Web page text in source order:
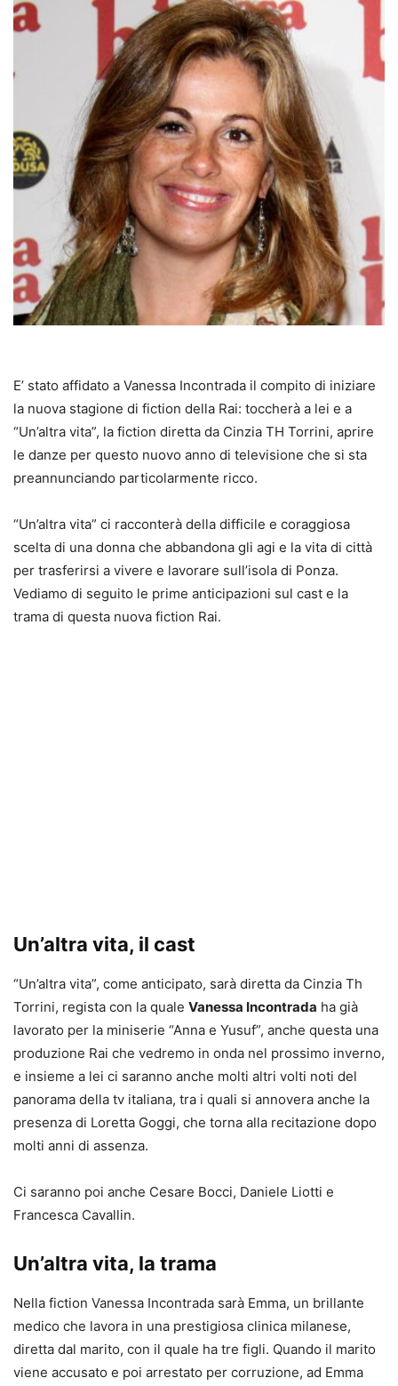
E’ stato affidato a Vanessa Incontrada il compito di iniziare
la nuova stagione di fiction della Rai: toccherà a lei e a
“Un’altra vita”, la fiction diretta da Cinzia TH Torrini, aprire
le danze per questo nuovo anno di televisione che si sta
preannunciando particolarmente ricco.
“Un’altra vita” ci racconterà della difficile e coraggiosa
scelta di una donna che abbandona gli agi e la vita di città
per trasferirsi a vivere e lavorare sull’isola di Ponza.
Vediamo di seguito le prime anticipazioni sul cast e la
trama di questa nuova fiction Rai.
Un’altra vita, il cast
“Un’altra vita”, come anticipato, sarà diretta da Cinzia Th
Torrini, regista con la quale Vanessa Incontrada ha già
lavorato per la miniserie “Anna e Yusuf”, anche questa una
produzione Rai che vedremo in onda nel prossimo inverno,
e insieme a lei ci saranno anche molti altri volti noti del
panorama della tv italiana, tra i quali si annovera anche la
presenza di Loretta Goggi, che torna alla recitazione dopo
molti anni di assenza.
Ci saranno poi anche Cesare Bocci, Daniele Liotti e
Francesca Cavallin.
Un’altra vita, la trama
Nella fiction Vanessa Incontrada sarà Emma, un brillante
medico che lavora in una prestigiosa clinica milanese,
diretta dal marito, con il quale ha tre figli. Quando il marito
viene accusato e poi arrestato per corruzione, ad Emma